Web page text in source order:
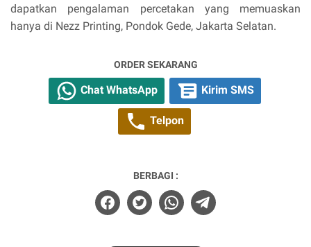
dapatkan pengalaman percetakan yang memuaskan
hanya di Nezz Printing, Pondok Gede, Jakarta Selatan.
ORDER SEKARANG
Chat WhatsApp Kirim SMS
Telpon
BERBAGI :